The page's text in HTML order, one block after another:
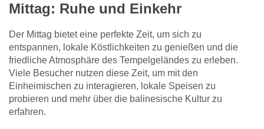
Mittag: Ruhe und Einkehr
Der Mittag bietet eine perfekte Zeit, um sich zu
entspannen, lokale Köstlichkeiten zu genießen und die
friedliche Atmosphäre des Tempelgeländes zu erleben.
Viele Besucher nutzen diese Zeit, um mit den
Einheimischen zu interagieren, lokale Speisen zu
probieren und mehr über die balinesische Kultur zu
erfahren.